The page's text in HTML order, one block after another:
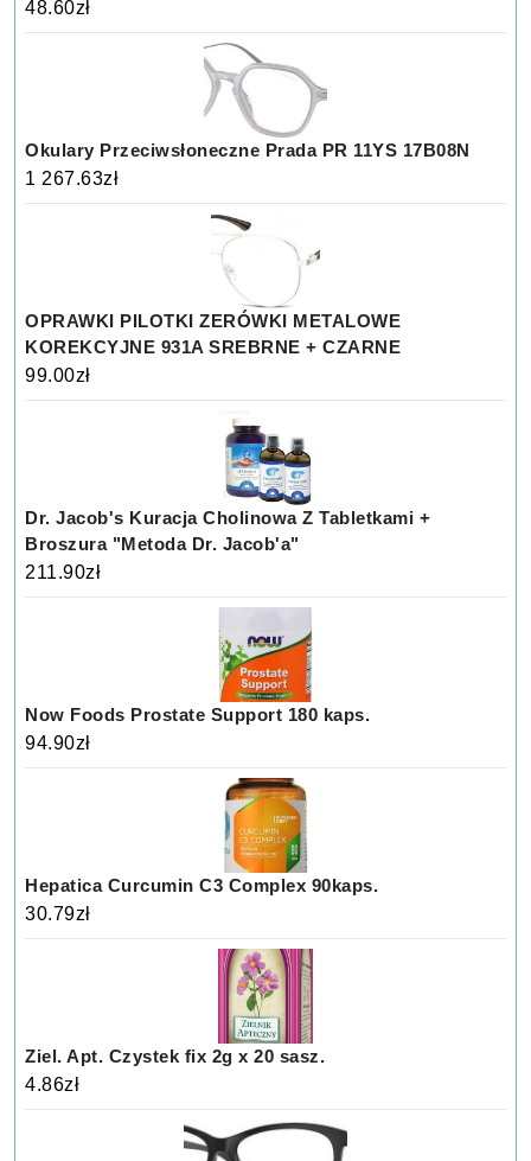
48.60zł
Okulary Przeciwsłoneczne Prada PR 11YS 17B08N
1 267.63zł
OPRAWKI PILOTKI ZERÓWKI METALOWE
KOREKCYJNE 931A SREBRNE + CZARNE
99.00zł
Dr. Jacob's Kuracja Cholinowa Z Tabletkami +
Broszura "Metoda Dr. Jacob'a"
211.90zł
Now Foods Prostate Support 180 kaps.
94.90zł
Hepatica Curcumin C3 Complex 90kaps.
30.79zł
Ziel. Apt. Czystek fix 2g x 20 sasz.
4.86zł